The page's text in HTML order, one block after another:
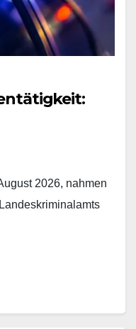
2026, nahmen